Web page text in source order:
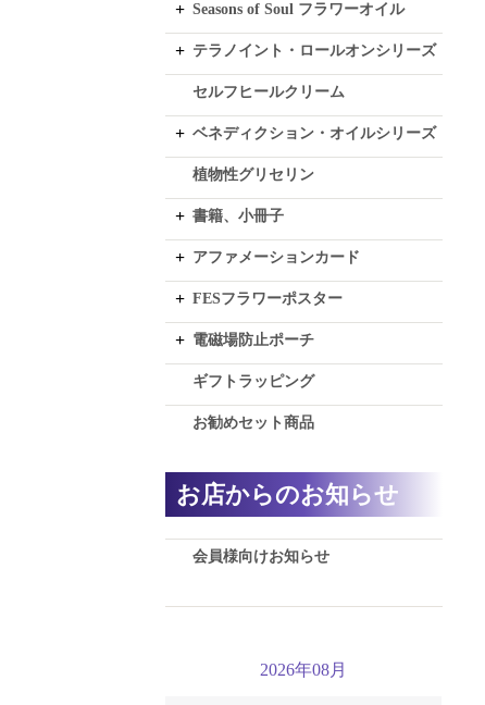
Seasons of Soul フラワーオイル
テラノイント・ロールオンシリーズ
セルフヒールクリーム
ベネディクション・オイルシリーズ
植物性グリセリン
書籍、小冊子
アファメーションカード
FESフラワーポスター
電磁場防止ポーチ
ギフトラッピング
お勧めセット商品
お店からのお知らせ
会員様向けお知らせ
2026年08月